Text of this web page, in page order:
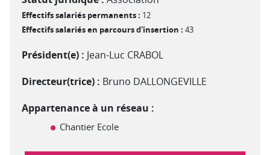
Effectifs salariés permanents : 12
Effectifs salariés en parcours d'insertion : 43
Président(e) : Jean-Luc CRABOL
Directeur(trice) : Bruno DALLONGEVILLE
Appartenance à un réseau :
Chantier Ecole